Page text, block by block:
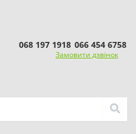
068 197 1918 066 454 6758
Замовити дзвінок